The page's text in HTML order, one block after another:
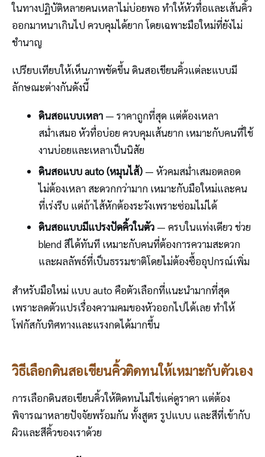
ในทางปฏิบัติหลายคนเหลาไม่บ่อยพอ ทำให้หัวทื่อและเส้นคิ้ว
ออกมาหนาเกินไป ควบคุมได้ยาก โดยเฉพาะมือใหม่ที่ยังไม่
ชำนาญ
เปรียบเทียบให้เห็นภาพชัดขึ้น ดินสอเขียนคิ้วแต่ละแบบมี
ลักษณะต่างกันดังนี้
ดินสอแบบเหลา— ราคาถูกที่สุด แต่ต้องเหลา
สม่ำเสมอ หัวทื่อบ่อย ควบคุมเส้นยาก เหมาะกับคนที่ใช้
งานบ่อยและเหลาเป็นนิสัย
ดินสอแบบ auto (หมุนไส้)— หัวคมสม่ำเสมอตลอด
ไม่ต้องเหลา สะดวกกว่ามาก เหมาะกับมือใหม่และคน
ที่เร่งรีบ แต่ถ้าไส้หักต้องระวังเพราะซ่อมไม่ได้
ดินสอแบบมีแปรงปัดคิ้วในตัว— ครบในแท่งเดียว ช่วย
blend สีได้ทันที เหมาะกับคนที่ต้องการความสะดวก
และผลลัพธ์ที่เป็นธรรมชาติโดยไม่ต้องซื้ออุปกรณ์เพิ่ม
สำหรับมือใหม่ แบบ auto คือตัวเลือกที่แนะนำมากที่สุด
เพราะลดตัวแปรเรื่องความคมของหัวออกไปได้เลย ทำให้
โฟกัสกับทิศทางและแรงกดได้มากขึ้น
วิธีเลือกดินสอเขียนคิ้วติดทนให้เหมาะกับตัวเอง
การเลือกดินสอเขียนคิ้วให้ติดทนไม่ใช่แค่ดูราคา แต่ต้อง
พิจารณาหลายปัจจัยพร้อมกัน ทั้งสูตร รูปแบบ และสีที่เข้ากับ
ผิวและสีคิ้วของเราด้วย